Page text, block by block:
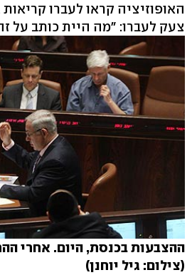
האופוזיציה קראו לעברו קריאות
צעק לעברו: "מה היית כותב על
ההצבעות בכנסת, היום. אחרי
(צילום: גיל יוחנן)